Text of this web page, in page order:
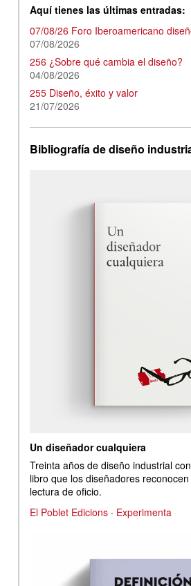
Aquí tienes las últimas entradas:
07/08/26 Foro Iberoamericano
07/08/2026
256 ¿Sobre qué cambia el diseño?
04/08/2026
255 Diseño, éxito y valor
21/07/2026
Bibliografía de diseño
Un diseñador cualquiera
Treinta años de diseño industrial
libro que los diseñadores
lectura de oficio.
El Poblet Edicions · Experimenta